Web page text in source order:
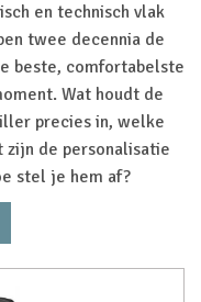
en technisch vlak
twee decennia de
beste, comfortabelste
Wat houdt de
precies in, welke
zijn de personalisatie
stel je hem af?